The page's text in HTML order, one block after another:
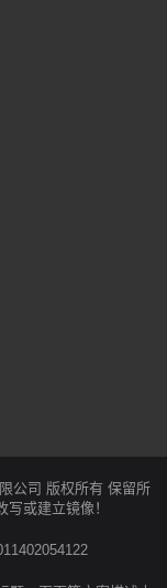
公司 版权所有 保留所
或建立镜像！